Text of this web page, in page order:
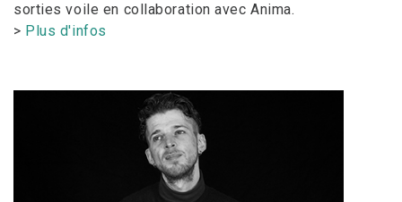
sorties voile en collaboration avec Anima.
> Plus d'infos